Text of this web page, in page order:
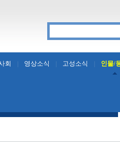
회 영상소식 고성소식 인물/